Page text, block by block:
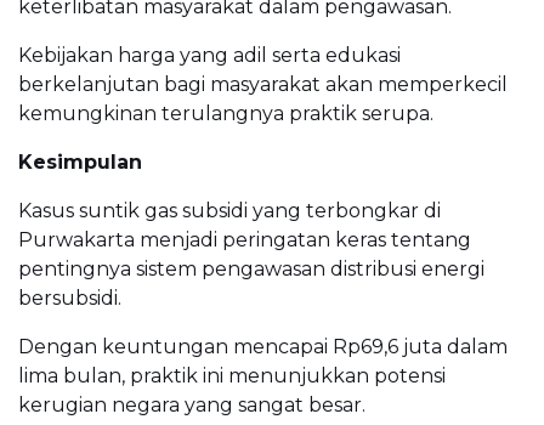
keterlibatan masyarakat dalam pengawasan.
Kebijakan harga yang adil serta edukasi
berkelanjutan bagi masyarakat akan memperkecil
kemungkinan terulangnya praktik serupa.
Kesimpulan
Kasus suntik gas subsidi yang terbongkar di
Purwakarta menjadi peringatan keras tentang
pentingnya sistem pengawasan distribusi energi
bersubsidi.
Dengan keuntungan mencapai Rp69,6 juta dalam
lima bulan, praktik ini menunjukkan potensi
kerugian negara yang sangat besar.